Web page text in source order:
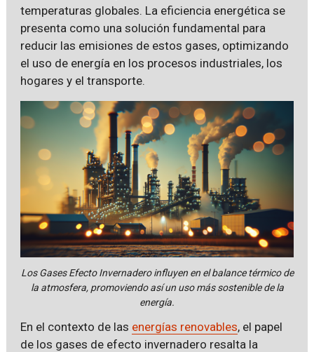
temperaturas globales. La eficiencia energética se
presenta como una solución fundamental para
reducir las emisiones de estos gases, optimizando
el uso de energía en los procesos industriales, los
hogares y el transporte.
Los Gases Efecto Invernadero influyen en el balance térmico de
la atmosfera, promoviendo así un uso más sostenible de la
energía.
En el contexto de las energías renovables, el papel
de los gases de efecto invernadero resalta la